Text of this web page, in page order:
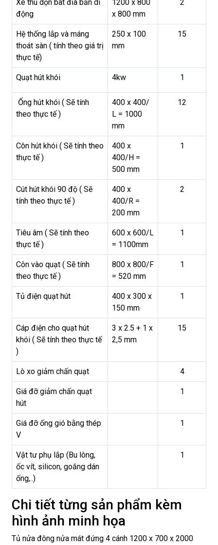
Xe thu dọn bát đĩa bẩn di
động
1200 x 800
x 800 mm
2
Hệ thống lắp và máng
thoát sàn ( tính theo giá trị
thực tế)
250 x 100
mm
15
Quạt hút khói 4kw 1
Ống hút khói ( Sẽ tính
theo thực tế )
400 x 400/
L = 1000
mm
12
Côn hút khói ( Sẽ tính theo
thực tế )
400 x
400/H =
500 mm
1
Cút hút khói 90 độ ( Sẽ
tính theo thực tế )
400 x
400/R =
200 mm
2
Tiêu âm ( Sẽ tính theo
thực tế )
600 x 600/L
= 1100mm
1
Côn vào quạt ( Sẽ tính
theo thực tế )
800 x 800/F
= 520 mm
1
Tủ điện quạt hút
400 x 300 x
150 mm
1
Cáp điện cho quạt hút
khói ( Sẽ tính theo thực tế
)
3 x 2.5 + 1 x
2,5 mm
15
Lò xo giảm chấn quạt 4
Giá đỡ giảm chấn quạt
hút
1
Giá đỡ ống gió bằng thép
V
1
Vật tư phụ lắp (Bu lông,
ốc vít, silicon, goăng dán
ống,..)
1
Chi tiết từng sản phẩm kèm
hình ảnh minh họa
Tủ nửa đông nửa mát đứng 4 cánh 1200 x 700 x 2000